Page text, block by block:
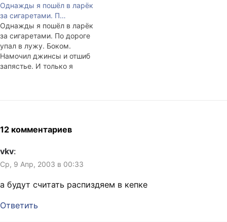
мужчина, был крутой CD-
плейер и слушал он
продвинутую
электронщину. Мол, это
очень странно. Парень в
кепке сказал, мол, чё…
Однажды я пошёл в ларёк
за сигаретами. П…
Однажды я пошёл в ларёк
за сигаретами. По дороге
упал в лужу. Боком.
Намочил джинсы и отшиб
запястье. И только я
за рулём, да пропустил
жёлтые жигули, которые
залили меня до ног,…
12 комментариев
vkv:
Ср, 9 Апр, 2003 в 00:33
а будут считать распиздяем в кепке
Ответить